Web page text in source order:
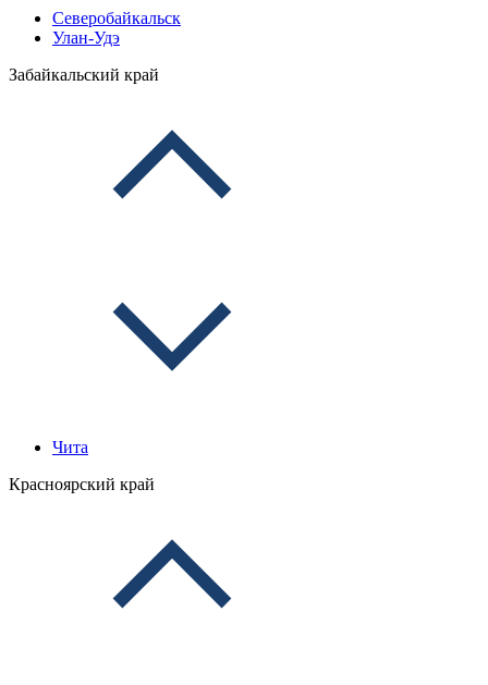
Северобайкальск
Улан-Удэ
Забайкальский край
Чита
Красноярский край